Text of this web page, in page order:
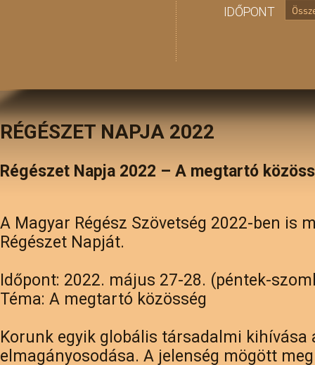
IDŐPONT
RÉGÉSZET NAPJA 2022
Régészet Napja 2022 – A megtartó
A Magyar Régész Szövetség 2022-ben is
Régészet Napját.
Időpont: 2022. május 27-28. (péntek-
Téma: A megtartó közösség
Korunk egyik globális társadalmi kihívása
elmagányosodása. A jelenség mögött